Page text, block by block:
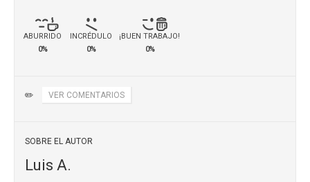
ABURRIDO
0%
INCRÉDULO
0%
¡BUEN TRABAJO!
0%
✏️ VER COMENTARIOS
SOBRE EL AUTOR
Luis A.